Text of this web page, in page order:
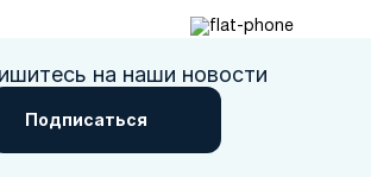
на наши новости
Подписаться